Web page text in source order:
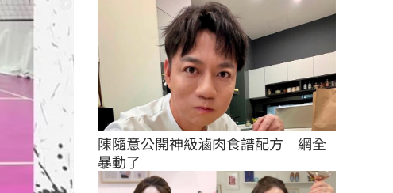
陳隨意公開神級滷肉食譜配方　網全
暴動了